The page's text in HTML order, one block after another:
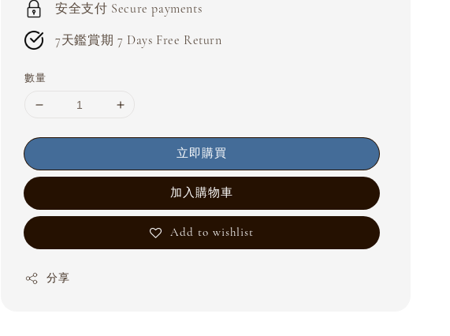
安全支付 Secure payments
7天鑑賞期 7 Days Free Return
數量
立即購買
加入購物車
Add to wishlist
分享